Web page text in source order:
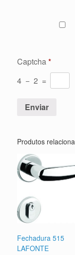
Captcha*
4 − 2 =
Produtos
Fechadura 515
LAFONTE